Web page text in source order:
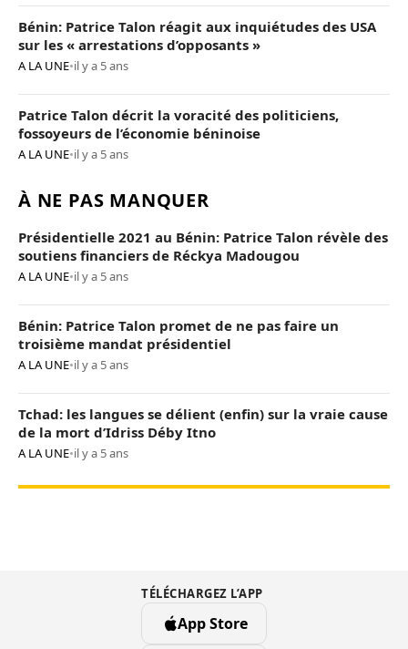
Bénin: Patrice Talon réagit aux inquiétudes des USA
sur les « arrestations d’opposants »
A LA UNE•il y a 5 ans
Patrice Talon décrit la voracité des politiciens,
fossoyeurs de l’économie béninoise
A LA UNE•il y a 5 ans
À NE PAS MANQUER
Présidentielle 2021 au Bénin: Patrice Talon révèle des
soutiens financiers de Réckya Madougou
A LA UNE•il y a 5 ans
Bénin: Patrice Talon promet de ne pas faire un
troisième mandat présidentiel
A LA UNE•il y a 5 ans
Tchad: les langues se délient (enfin) sur la vraie cause
de la mort d’Idriss Déby Itno
A LA UNE•il y a 5 ans
TÉLÉCHARGEZ L’APP
App Store